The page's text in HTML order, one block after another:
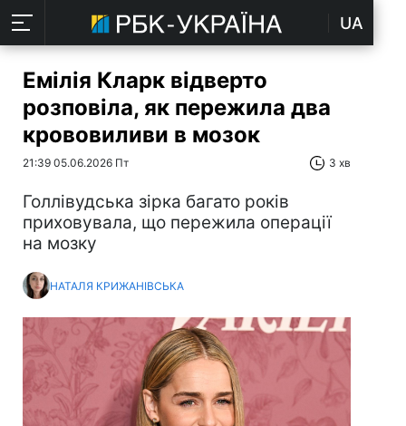
UA
Емілія Кларк відверто
розповіла, як пережила два
крововиливи в мозок
21:39 05.06.2026 Пт 3 хв
Голлівудська зірка багато років
приховувала, що пережила операції
на мозку
НАТАЛЯ КРИЖАНІВСЬКА